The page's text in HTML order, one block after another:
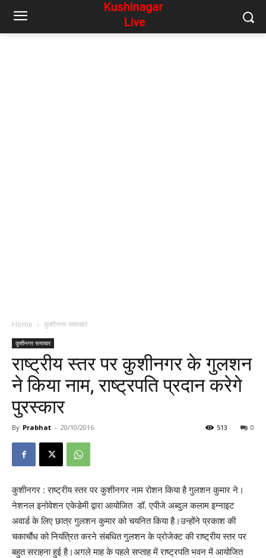
Home कुशीनगर समाचार
कुशीनगर समाचार
राष्ट्रीय स्तर पर कुशीनगर के गुलशन
ने किया नाम, राष्ट्रपति प्रदान करेगे
पुरस्कार
By Prabhat - 20/10/2016 0
513
कुशीनगर : राष्ट्रीय स्तर पर कुशीनगर नाम रोशन किया है गुलशन कुमार ने।
नेशनल इनोवेशन एकेडेमी द्वारा आयोजित डॉ. एपीजे अब्दुल कलाम इग्नाइट
अवार्ड के लिए छात्र गुलशन कुमार को चयनित किया है।उन्होंने प्रकाश की
चकाचौंध को नियंत्रित करने संबधित गुलशन के प्रोजेक्ट की राष्ट्रीय स्तर पर
बहुत सराहना हुई है।अगले माह के पहले सप्ताह में राष्ट्रपति भवन में आयोजित